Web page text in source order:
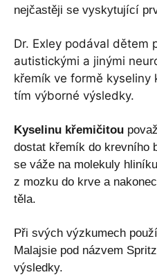
nejčastěji se vyskytující
Dr. Exley podával dětem
autistickými a jinými
křemík ve formě kyseliny
tím výborné výsledky.
Kyselinu křemičitou
dostat křemík do krevního
se váže na molekuly
z mozku do krve a
těla.
Při svých výzkumech
Malajsie pod názvem
výsledky.